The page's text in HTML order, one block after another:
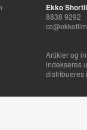
Ekko
8838 9292
Artikler og
indekseres
distribueres